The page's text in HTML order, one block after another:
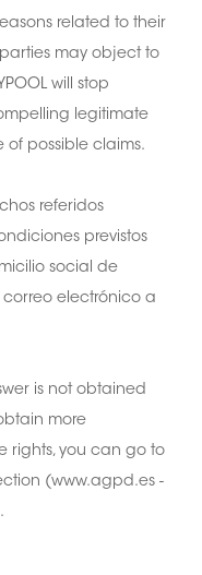
related to their
may object to
will stop
legitimate
of possible claims.
referidos
previstos
social de
correo electrónico a
is not obtained
more
rights, you can go to
(www.agpd.es -